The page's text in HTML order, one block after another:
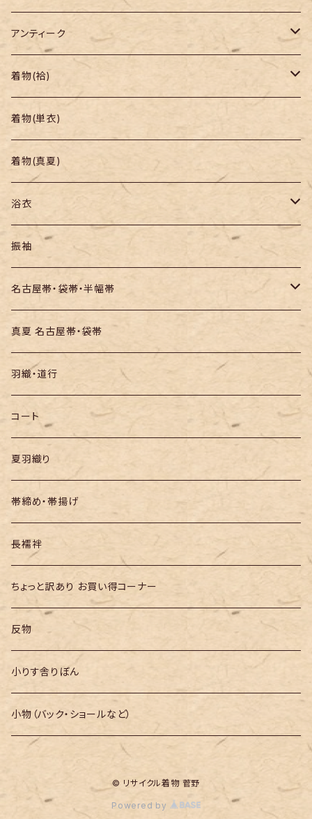
アンティーク
着物
帯
羽織り・道行
着物(袷)
小紋
色無地・江戸小紋
紬
訪問着・付下
お召し
着物(単衣)
着物(真夏)
浴衣
セオα・ポリ
木綿・綿麻
絞りの浴衣
振袖
名古屋帯・袋帯・半幅帯
名古屋帯
袋帯
半幅帯
真夏 名古屋帯・袋帯
羽織・道行
コート
夏羽織り
帯締め・帯揚げ
長襦袢
ちょっと訳あり お買い得コーナー
反物
小りす舎りぼん
小物（バック・ショールなど）
© リサイクル着物 菅野
Powered by